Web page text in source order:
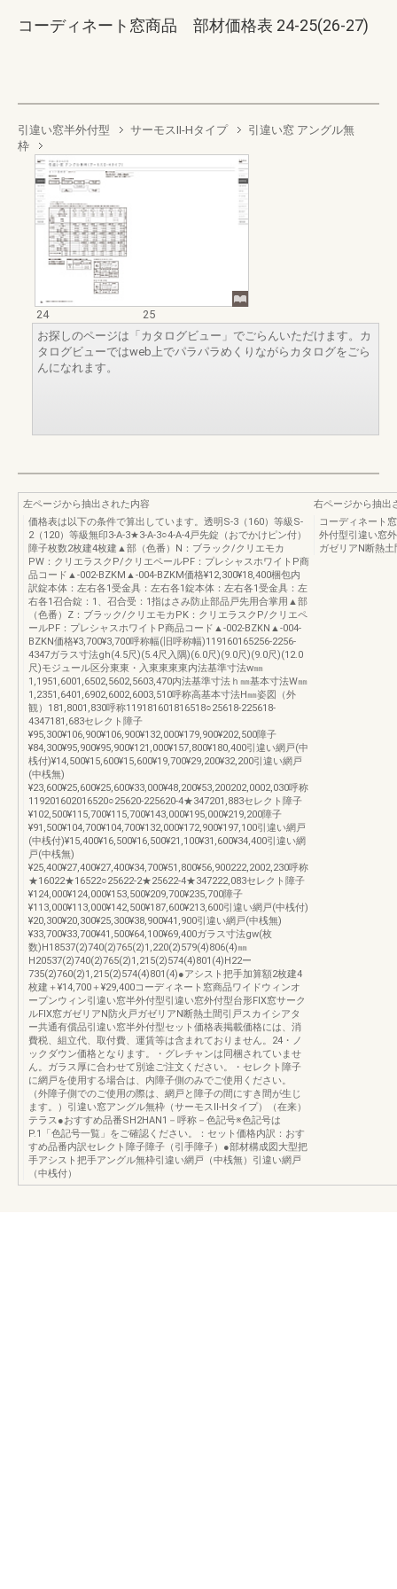
コーディネート窓商品 部材価格表 24-25(26-27)
引違い窓半外付型 サーモスII-Hタイプ
引違い窓 アングル無
枠
24
25
お探しのページは「カタログビュー」でごらんいただけます。カ
タログビューではweb上でパラパラめくりながらカタログをごら
んになれます。
左ページから抽出された内容
価格表は以下の条件で算出しています。透明S-3（160）等級S-
2（120）等級無印3-A-3★3-A-3○4-A-4戸先錠（おでかけピン付）
障子枚数2枚建4枚建▲部（色番）N：ブラック/クリエモカ
PW：クリエラスクP/クリエペールPF：プレシャスホワイトP商
品コード▲-002-BZKM▲-004-BZKM価格¥12,300¥18,400梱包内
訳錠本体：左右各1受金具：左右各1錠本体：左右各1受金具：左
右各1召合錠：1、召合受：1指はさみ防止部品戸先用合掌用▲部
（色番）Z：ブラック/クリエモカPK：クリエラスクP/クリエペ
ールPF：プレシャスホワイトP商品コード▲-002-BZKN▲-004-
BZKN価格¥3,700¥3,700呼称幅(旧呼称幅)119160165256-2256-
4347ガラス寸法gh(4.5尺)(5.4尺入隅)(6.0尺)(9.0尺)(9.0尺)(12.0
尺)モジュール区分東東・入東東東東内法基準寸法w㎜
1,1951,6001,6502,5602,5603,470内法基準寸法ｈ㎜基本寸法W㎜
1,2351,6401,6902,6002,6003,510呼称高基本寸法H㎜姿図（外
観）181,8001,830呼称119181601816518○25618-225618-
4347181,683セレクト障子
¥95,300¥106,900¥106,900¥132,000¥179,900¥202,500障子
¥84,300¥95,900¥95,900¥121,000¥157,800¥180,400引違い網戸(中
桟付)¥14,500¥15,600¥15,600¥19,700¥29,200¥32,200引違い網戸
(中桟無)
¥23,600¥25,600¥25,600¥33,000¥48,200¥53,200202,0002,030呼称
119201602016520○25620-225620-4★347201,883セレクト障子
¥102,500¥115,700¥115,700¥143,000¥195,000¥219,200障子
¥91,500¥104,700¥104,700¥132,000¥172,900¥197,100引違い網戸
(中桟付)¥15,400¥16,500¥16,500¥21,100¥31,600¥34,400引違い網
戸(中桟無)
¥25,400¥27,400¥27,400¥34,700¥51,800¥56,900222,2002,230呼称
★16022★16522○25622-2★25622-4★347222,083セレクト障子
¥124,000¥124,000¥153,500¥209,700¥235,700障子
¥113,000¥113,000¥142,500¥187,600¥213,600引違い網戸(中桟付)
¥20,300¥20,300¥25,300¥38,900¥41,900引違い網戸(中桟無)
¥33,700¥33,700¥41,500¥64,100¥69,400ガラス寸法gw(枚
数)H18537(2)740(2)765(2)1,220(2)579(4)806(4)㎜
H20537(2)740(2)765(2)1,215(2)574(4)801(4)H22ー
735(2)760(2)1,215(2)574(4)801(4)●アシスト把手加算額2枚建4
枚建＋¥14,700＋¥29,400コーディネート窓商品ワイドウィンオ
ープンウィン引違い窓半外付型引違い窓外付型台形FIX窓サーク
ルFIX窓ガゼリアN防火戸ガゼリアN断熱土間引戸スカイシアタ
ー共通有償品引違い窓半外付型セット価格表掲載価格には、消
費税、組立代、取付費、運賃等は含まれておりません。24・ノ
ックダウン価格となります。・グレチャンは同梱されていませ
ん。ガラス厚に合わせて別途ご注文ください。・セレクト障子
に網戸を使用する場合は、内障子側のみでご使用ください。
（外障子側でのご使用の際は、網戸と障子の間にすき間が生じ
ます。）引違い窓アングル無枠（サーモスⅡ-Hタイプ）（在来）
テラス●おすすめ品番SH2HAN1－呼称－色記号※色記号は
P.1「色記号一覧」をご確認ください。：セット価格内訳：おす
すめ品番内訳セレクト障子障子（引手障子）●部材構成図大型把
手アシスト把手アングル無枠引違い網戸（中桟無）引違い網戸
（中桟付）
右ページから抽出
コーディネート
外付型引違い窓
ガゼリアN断熱